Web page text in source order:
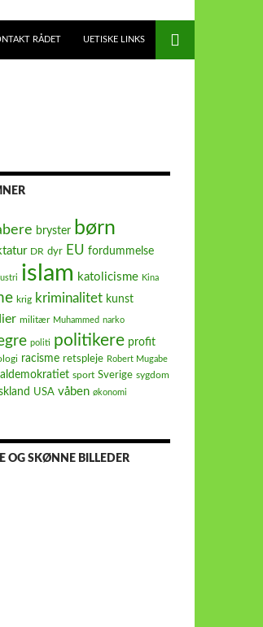
RÅDET UETISKE LINKS
bryster børn
DR dyr EU fordummelse
islam katolicisme Kina
krig kriminalitet kunst
militær Muhammed narko
politi politikere profit
racisme retspleje Robert Mugabe
sport Sverige sygdom
USA våben økonomi
OG SKØNNE BILLEDER